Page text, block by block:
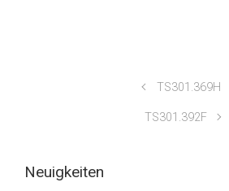
TS301.369H
TS301.392F
Neuigkeiten